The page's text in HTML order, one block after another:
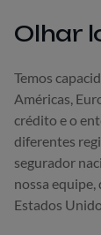
Olhar
Temos
Américas,
crédito e o
diferentes
segurador
nossa
Estados